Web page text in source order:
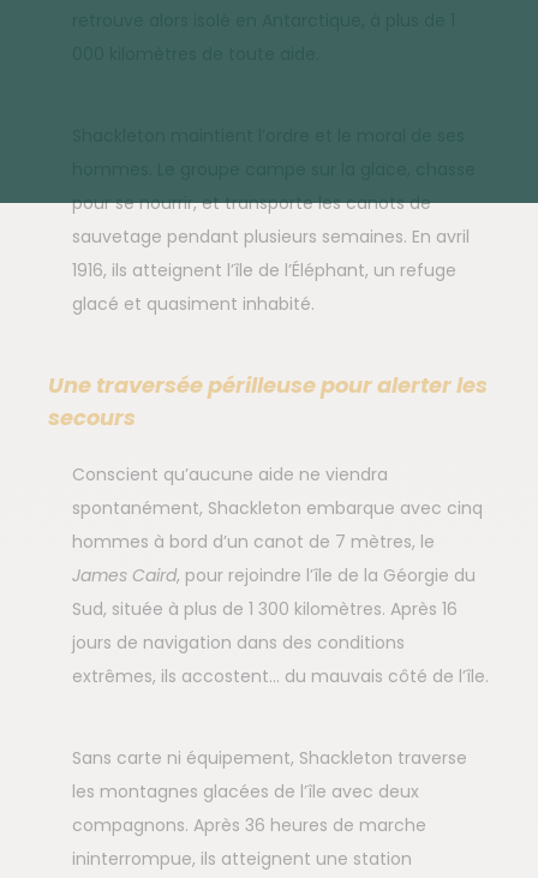
pour se nourrir, et transporte les canots de
sauvetage pendant plusieurs semaines. En avril
1916, ils atteignent l’île de l’Éléphant, un refuge
glacé et quasiment inhabité.
Une traversée périlleuse pour alerter les
secours
Conscient qu’aucune aide ne viendra
spontanément, Shackleton embarque avec cinq
hommes à bord d’un canot de 7 mètres, le
James Caird, pour rejoindre l’île de la Géorgie du
Sud, située à plus de 1 300 kilomètres. Après 16
jours de navigation dans des conditions
extrêmes, ils accostent... du mauvais côté de l’île.
Sans carte ni équipement, Shackleton traverse
les montagnes glacées de l’île avec deux
compagnons. Après 36 heures de marche
ininterrompue, ils atteignent une station